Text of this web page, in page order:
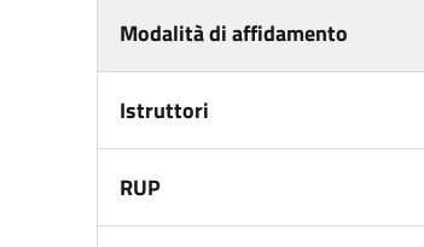
Modalità di affidamento
Istruttori
RUP